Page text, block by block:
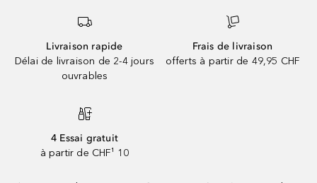
Livraison rapide
Délai de livraison de 2-4 jours
ouvrables
Frais de livraison
offerts à partir de 49,95 CHF
4 Essai gratuit
à partir de CHF¹ 10